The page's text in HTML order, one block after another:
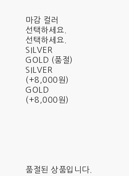
마감 컬러
선택하세요.
선택하세요.
SILVER
GOLD (품절)
SILVER
(+8,000원)
GOLD
(+8,000원)
품절된 상품입니다.